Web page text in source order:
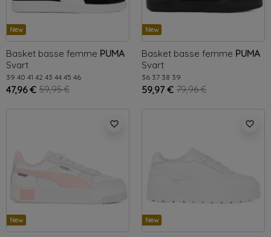
New
Basket basse femme PUMA
Svart
39 40 41 42 43 44 45 46
47,96 € 59,95 €
New
Basket basse femme PUMA
Svart
36 37 38 39
59,97 € 79,96 €
favorite_border
New
favorite_border
New